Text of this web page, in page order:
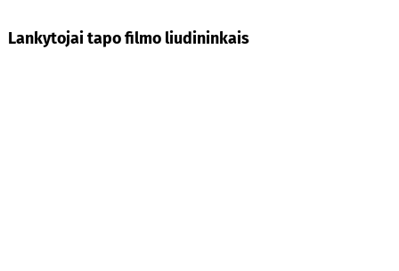
Lankytojai tapo filmo liudininkais